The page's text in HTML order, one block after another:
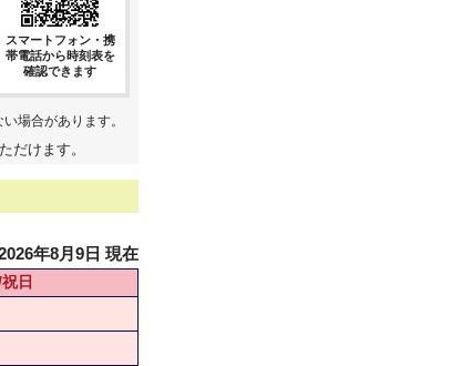
スマートフォン・携
帯電話から時刻表を
確認できます
場合があります。
だけます。
年8月9日 現在
日